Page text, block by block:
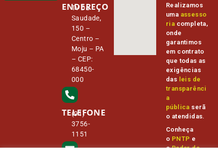
ENDEREÇO
Tv Da
Saudade,
150 –
Centro –
Moju – PA
– CEP:
68450-
000
TELEFONE
(91)
3756-
1151
Realizamos
uma assesso
ria completa,
onde
garantimos
em contrato
que todas as
exigências
das leis de
transparênci
a
pública serã
o atendidas.
Conheça
o PNTP e
oRadar da